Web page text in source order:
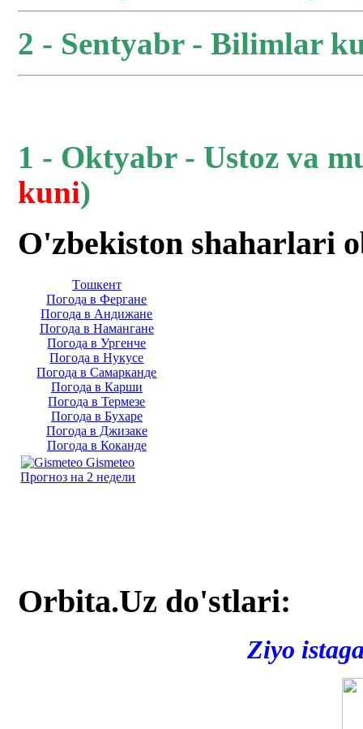
2 - Sentyabr - Bilimlar
1 - Oktyabr - Ustoz va
kuni)
O'zbekiston shaharlari
Тoшкент
Погода в Фергане
Погода в Андижане
Погода в Намангане
Погода в Ургенче
Погода в Нукусе
Погода в Самарканде
Погода в Карши
Погода в Термезе
Погода в Бухаре
Погода в Джизаке
Погода в Коканде
Gismeteo
Прогноз на 2 недели
Orbita.Uz do'stlari:
Ziyo